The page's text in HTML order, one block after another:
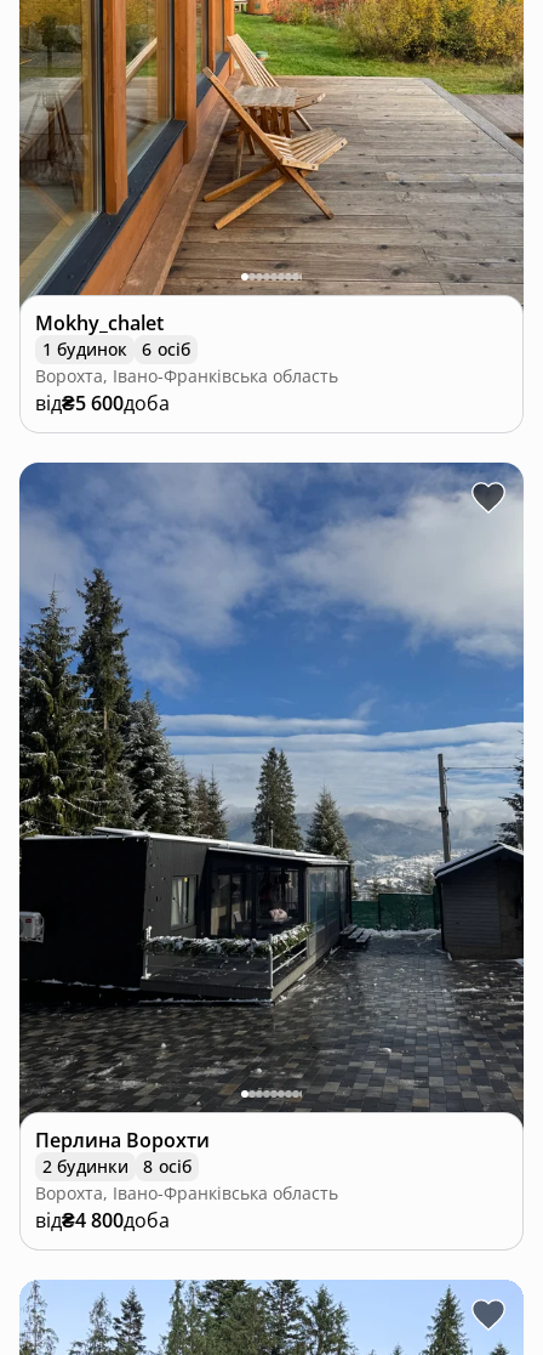
Mokhy_chalet
1 будинок
6 осіб
Ворохта, Івано-Франківська область
від₴5 600доба
Перлина Ворохти
2 будинки
8 осіб
Ворохта, Івано-Франківська область
від₴4 800доба